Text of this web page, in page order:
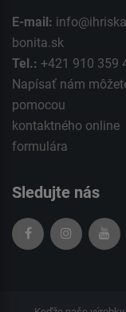
E-mail:
bonita.sk
Tel.: +421 910 359
Napísať nám
pomocou
kontaktného online
formulára
Sledujte nás